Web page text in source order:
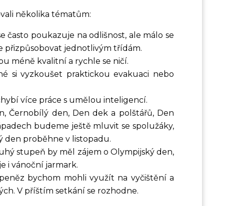
několika tématům:
často poukazuje na odlišnost, ale málo se
přizpůsobovat jednotlivým třídám.
méně kvalitní a rychle se ničí.
si vyzkoušet praktickou evakuaci nebo
více práce s umělou inteligencí.
Černobílý den, Den dek a polštářů, Den
budeme ještě mluvit se spolužáky,
den proběhne v listopadu.
stupeň by měl zájem o Olympijský den,
i vánoční jarmark.
bychom mohli využít na vyčištění a
V příštím setkání se rozhodne.